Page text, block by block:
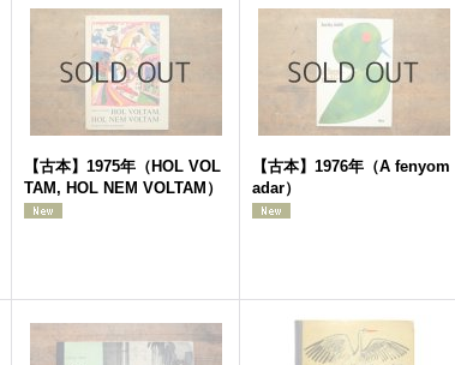
【古本】1975年（HOL VOL
TAM, HOL NEM VOLTAM）
【古本】1976年（A fenyom
adar）